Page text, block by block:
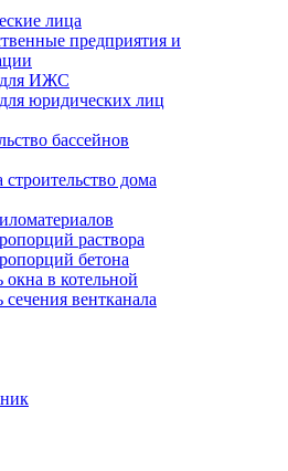
лица
предприятия и
ИЖС
юридических лиц
бассейнов
дома
раствора
бетона
в котельной
вентканала